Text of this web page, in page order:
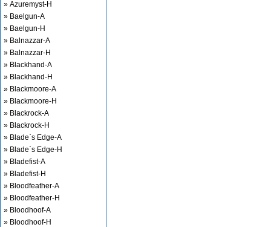
» Azuremyst-H
» Baelgun-A
» Baelgun-H
» Balnazzar-A
» Balnazzar-H
» Blackhand-A
» Blackhand-H
» Blackmoore-A
» Blackmoore-H
» Blackrock-A
» Blackrock-H
» Blade`s Edge-A
» Blade`s Edge-H
» Bladefist-A
» Bladefist-H
» Bloodfeather-A
» Bloodfeather-H
» Bloodhoof-A
» Bloodhoof-H